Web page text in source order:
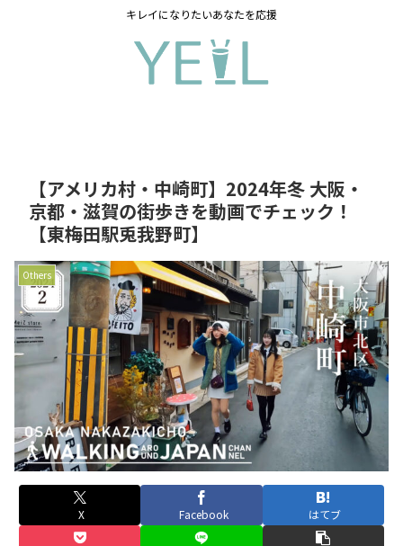
キレイになりたいあなたを応援
【アメリカ村・中崎町】2024年冬 大阪・
京都・滋賀の街歩きを動画でチェック！
【東梅田駅兎我野町】
Others
X Facebook はてブ